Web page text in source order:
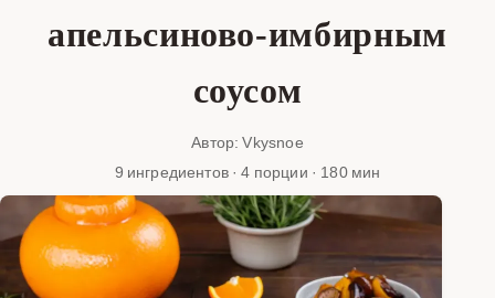
апельсиново-имбирным
соусом
Автор: Vkysnoe
9 ингредиентов · 4 порции · 180 мин